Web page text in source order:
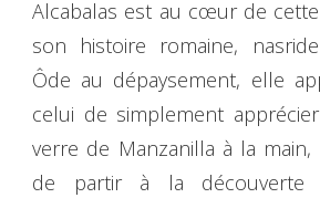
Alcabalas est au cœur de
son histoire romaine,
Ôde au dépaysement, elle
celui de simplement
verre de Manzanilla à la main,
de partir à la